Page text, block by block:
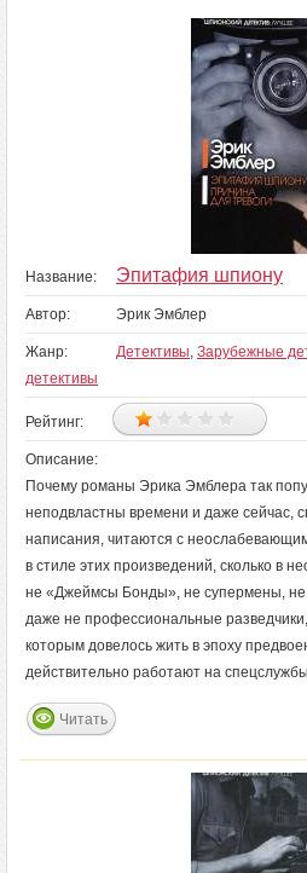
Название: Эпитафия шпиону
Автор: Эрик Эмблер
Жанр: Детективы, Зарубежные
детективы
Рейтинг:
Описание:
Почему романы Эрика Эмблера так
неподвластны времени и даже сейчас,
написания, читаются с
в стиле этих произведений, сколько в
не «Джеймсы Бонды», не супермены,
даже не профессиональные
которым довелось жить в эпоху
действительно работают на
Читать